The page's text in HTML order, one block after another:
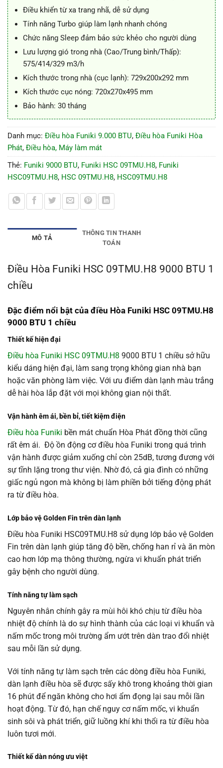
Điều khiển từ xa trang nhã, dễ sử dụng
Tính năng Turbo giúp làm lạnh nhanh chóng
Chức năng Sleep đảm bảo sức khẻo cho người dùng
Lưu lượng gió trong nhà (Cao/Trung bình/Thấp):
575/414/329 m3/h
Kích thước trong nhà (cục lạnh): 729x200x292 mm
Kích thước cục nóng: 720x270x495 mm
Bảo hành: 30 tháng
Danh mục: Điều hòa Funiki 9.000 BTU, Điều hòa Funiki Hòa
Phát, Điều hòa, Máy làm mát
Thẻ: Funiki 9000 BTU, Funiki HSC 09TMU.H8, Funiki
HSC09TMU.H8, HSC 09TMU.H8, HSC09TMU.H8
MÔ TẢ
THÔNG TIN THANH
TOÁN
Điều Hòa Funiki HSC 09TMU.H8 9000 BTU 1
chiều
Đặc điểm nổi bật của điều Hòa Funiki HSC 09TMU.H8
9000 BTU 1 chiều
Thiết kế hiện đại
Điều hòa Funiki HSC 09TMU.H8 9000 BTU 1 chiều sở hữu
kiểu dáng hiện đại, làm sang trọng không gian nhà bạn
hoặc văn phòng làm việc. Với ưu điểm dàn lạnh màu trắng
dễ hài hòa lắp đặt với mọi không gian nội thất.
Vận hành êm ái, bền bỉ, tiết kiệm điện
Điều hòa Funiki bền mát chuẩn Hòa Phát đồng thời cũng
rất êm ái. Độ ồn động cơ điều hòa Funiki trong quá trình
vận hành được giảm xuống chỉ còn 25dB, tương đương với
sự tĩnh lặng trong thư viện. Nhờ đó, cả gia đình có những
giấc ngủ ngon mà không bị làm phiền bởi tiếng động phát
ra từ điều hòa.
Lớp bảo vệ Golden Fin trên dàn lạnh
Điều hòa Funiki HSC09TMU.H8 sử dụng lớp bảo vệ Golden
Fin trên dàn lạnh giúp tăng độ bền, chống han rỉ và ăn mòn
cao hơn lớp mạ thông thường, ngừa vi khuẩn phát triển
gây bệnh cho người dùng.
Tính năng tự làm sạch
Nguyên nhân chính gây ra mùi hôi khó chịu từ điều hòa
nhiệt độ chính là do sự hình thành của các loại vi khuẩn và
nấm mốc trong môi trường ẩm ướt trên dàn trao đổi nhiệt
sau mỗi lần sử dụng.
Với tính năng tự làm sạch trên các dòng điều hòa Funiki,
dàn lạnh điều hòa sẽ được sấy khô trong khoảng thời gian
16 phút để ngăn không cho hơi ẩm đọng lại sau mỗi lần
hoạt động. Từ đó, hạn chế nguy cơ nấm mốc, vi khuẩn
sinh sôi và phát triển, giữ luồng khí khi thổi ra từ điều hòa
luôn tươi mới.
Thiết kế dàn nóng ưu việt